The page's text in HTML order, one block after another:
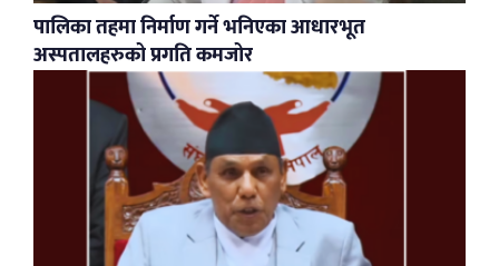
पालिका तहमा निर्माण गर्ने भनिएका आधारभूत
अस्पतालहरुको प्रगति कमजोर